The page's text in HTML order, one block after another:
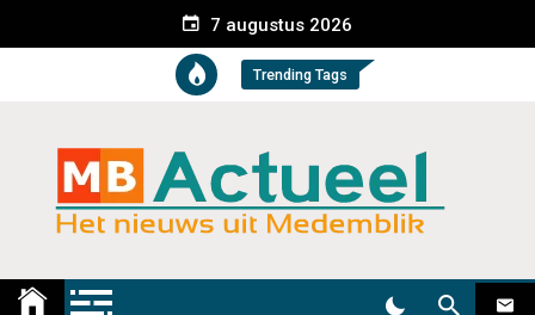
e
7 augustus 2026
Trending Tags
Medemblik Actueel